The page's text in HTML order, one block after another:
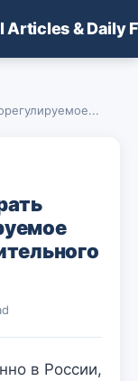
Articles & Daily
в России,